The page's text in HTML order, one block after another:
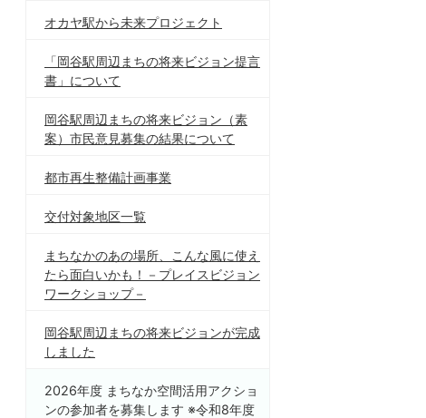
オカヤ駅から未来プロジェクト
「岡谷駅周辺まちの将来ビジョン提言
書」について
岡谷駅周辺まちの将来ビジョン（素
案）市民意見募集の結果について
都市再生整備計画事業
交付対象地区一覧
まちなかのあの場所、こんな風に使え
たら面白いかも！－プレイスビジョン
ワークショップ－
岡谷駅周辺まちの将来ビジョンが完成
しました
2026年度 まちなか空間活用アクショ
ンの参加者を募集します ※令和8年度